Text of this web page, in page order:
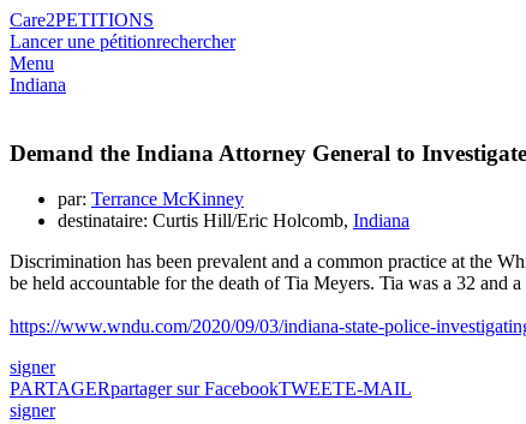
Care2PETITIONS
Lancer une pétitionrechercher
Menu
Indiana
Demand the Indiana Attorney General to
par: Terrance McKinney
destinataire: Curtis Hill/Eric Holcomb, Indiana
Discrimination has been prevalent and a common practice at the
be held accountable for the death of Tia Meyers. Tia was a 32 and
https://www.wndu.com/2020/09/03/indiana-state-police-
signer
PARTAGERpartager sur FacebookTWEETE-MAIL
signer